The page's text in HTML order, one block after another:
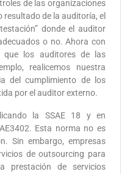
de las organizaciones
de la auditoría, el
donde el auditor
o no. Ahora con
que los auditores de las
realicemos nuestra
del cumplimiento de los
por el auditor externo.
la SSAE 18 y en
Esta norma no es
Sin embargo, empresas
de outsourcing para
prestación de servicios